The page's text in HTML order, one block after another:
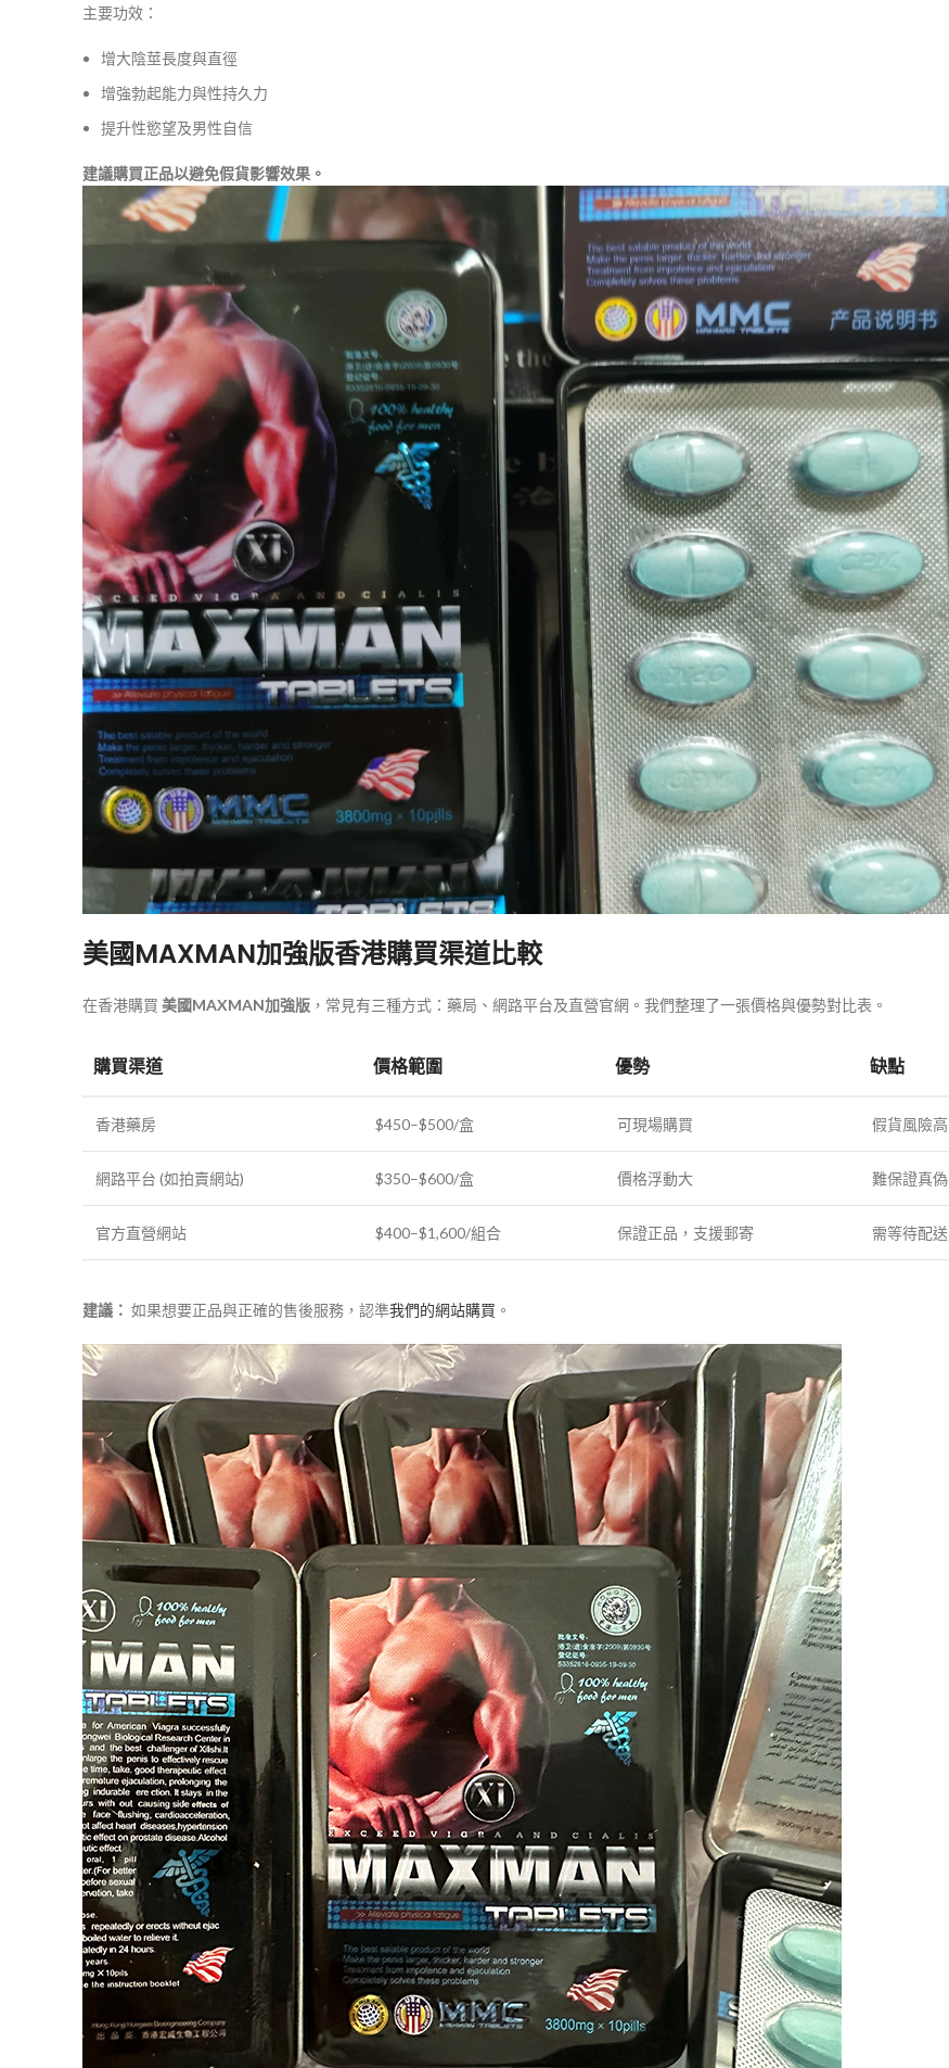
主要功效：
增大陰莖長度與直徑
增強勃起能力與性持久力
提升性慾望及男性自信
建議購買正品以避免假貨影響效果。
美國MAXMAN加強版香港購買渠道比較
在香港購買 美國MAXMAN加強版 ，常見有三種方式：藥局、網路平台及直營官網。我們整理了一張價格與優勢對比表。
購買渠道 價格範圍 優勢 缺點
香港藥房 $450–$500/盒 可現場購買 假貨風險高
網路平台 (如拍賣網站) $350–$600/盒 價格浮動大 難保證真偽
官方直營網站 $400–$1,600/組合 保證正品，支援郵寄 需等待配送
建議： 如果想要正品與正確的售後服務，認準我們的網站購買 。